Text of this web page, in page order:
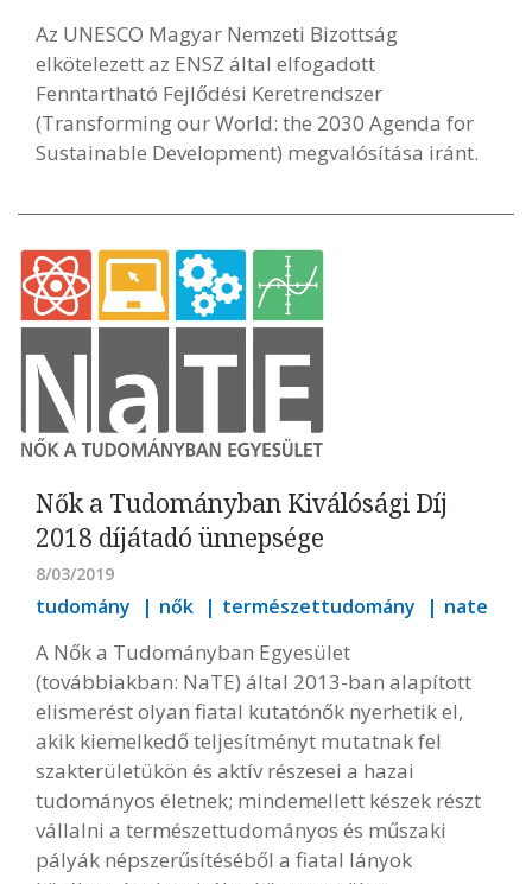
Az UNESCO Magyar Nemzeti Bizottság
elkötelezett az ENSZ által elfogadott
Fenntartható Fejlődési Keretrendszer
(Transforming our World: the 2030 Agenda for
Sustainable Development) megvalósítása iránt.
Nők a Tudományban Kiválósági Díj
2018 díjátadó ünnepsége
8/03/2019
tudomány nők természettudomány nate
A Nők a Tudományban Egyesület
(továbbiakban: NaTE) által 2013-ban alapított
elismerést olyan fiatal kutatónők nyerhetik el,
akik kiemelkedő teljesítményt mutatnak fel
szakterületükön és aktív részesei a hazai
tudományos életnek; mindemellett készek részt
vállalni a természettudományos és műszaki
pályák népszerűsítéséből a fiatal lányok